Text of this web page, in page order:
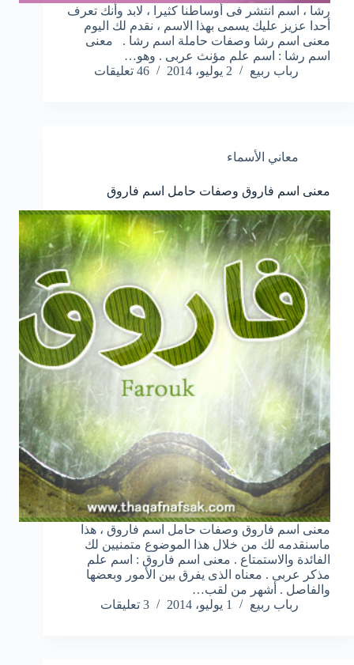
رشا ، اسم انتشر فى أوساطنا كثيرا ، لابد وأنك تعرف
أحدا عزيز عليك يسمى بهذا الاسم ، نقدم لك اليوم
معنى اسم رشا وصفات حاملة اسم رشا . معنى
اسم رشا : اسم علم مؤنث عربى . وهو…
رباب ربيع
2 يوليو، 2014 46 تعليقات
معاني الأسماء
معنى اسم فاروق وصفات حامل اسم فاروق
معنى اسم فاروق وصفات حامل اسم فاروق ، هذا
ماسنقدمه لك من خلال هذا الموضوع متمنيين لك
الفائدة والاستمتاع . معنى اسم فاروق : اسم علم
مذكر عربى . معناه الذى يفرق بين الأمور وبعضها
والفاصل . أشهر من لقب…
رباب ربيع
1 يوليو، 2014 3 تعليقات